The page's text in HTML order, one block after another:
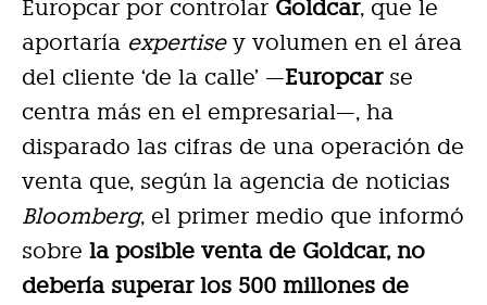
Europcar por controlar Goldcar, que le
aportaría expertisey volumen en el área
del cliente ‘de la calle’ —Europcarse
centra más en el empresarial—, ha
disparado las cifras de una operación de
venta que, según la agencia de noticias
Bloomberg, el primer medio que informó
sobre la posible venta de Goldcar, no
debería superar los 500 millones de